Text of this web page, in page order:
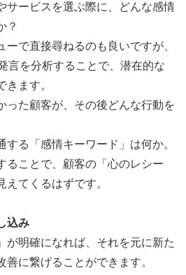
サービスを選ぶ際に、どんな感情
？
ーで直接尋ねるのも良いですが、
言を分析することで、潜在的な
ます。
った顧客が、その後どんな行動を
る「感情キーワード」は何か。
ることで、顧客の「心のレシー
えてくるはずです。
込み
が明確になれば、それを元に新た
に繋げることができます。